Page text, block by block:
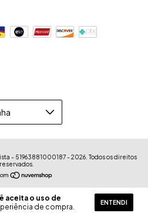
aceita o uso de
de compra. ENTENDI
- 51963881000187 - 2026. Todos os direitos
reservados.